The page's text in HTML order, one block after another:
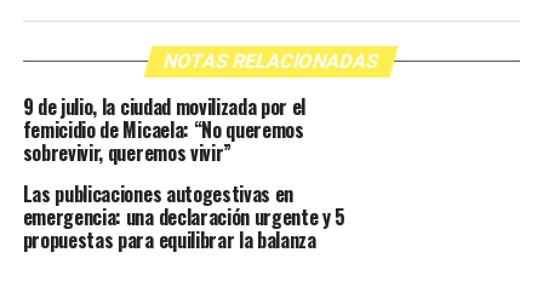
NOTAS RELACIONADAS
9 de julio, la ciudad movilizada por el
femicidio de Micaela: “No queremos
sobrevivir, queremos vivir”
Las publicaciones autogestivas en
emergencia: una declaración urgente y 5
propuestas para equilibrar la balanza